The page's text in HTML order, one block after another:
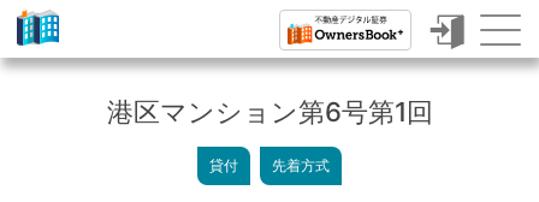
ク
港区マンション第6号第1回
貸付 先着方式